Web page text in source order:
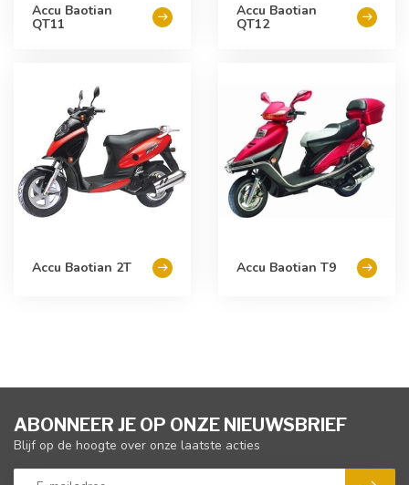
Accu Baotian
QT11
Accu Baotian
QT12
Accu Baotian 2T Accu Baotian T9
ABONNEER JE OP ONZE NIEUWSBRIEF
Blijf op de hoogte over onze laatste acties